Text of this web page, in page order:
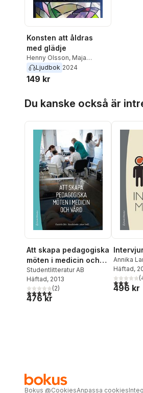
Konsten att åldras
med glädje
Henny Olsson, Maja
Cederhammar,Lovisa
Olsson
Ljudbok 2024
149 kr
Du kanske också är
Att skapa pedagogiska
möten i medicin och
vård
Studentlitteratur AB
Häftad, 2013
5,0utav 5 stjärnor. Totalt antal röster:
(2)
476 kr
Annika
Häftad,
3,0utav 5(
496 kr
Bokus @CookiesAnpassa cookies